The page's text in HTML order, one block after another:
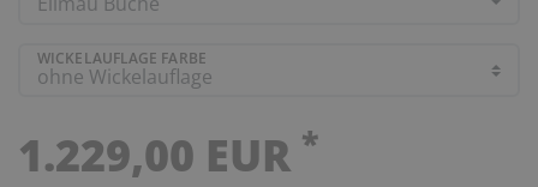
WICKELAUFLAGE FARBE
1.229,00 EUR *